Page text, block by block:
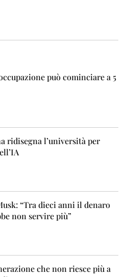
può cominciare a 5
ridisegna l’università per
“Tra dieci anni il denaro
non servire più”
che non riesce più a